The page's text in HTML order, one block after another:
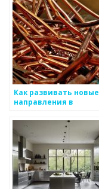
Как развивать новые
направления в
металлоизделий